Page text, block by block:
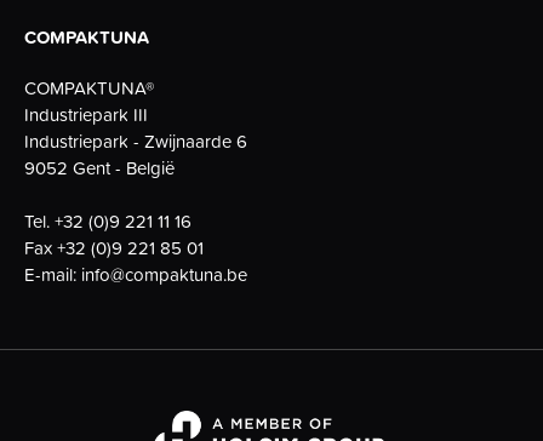
COMPAKTUNA
COMPAKTUNA®
Industriepark III
Industriepark - Zwijnaarde 6
9052 Gent - België
Tel.+32 (0)9 221 11 16
Fax+32 (0)9 221 85 01
E-mail: info@compaktuna.be